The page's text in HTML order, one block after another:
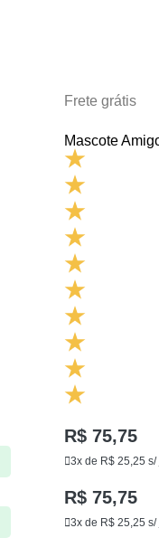
Frete grátis
Mascote
R$ 75,75
3x de R$ 25,25 s/
R$ 75,75
3x de R$ 25,25 s/